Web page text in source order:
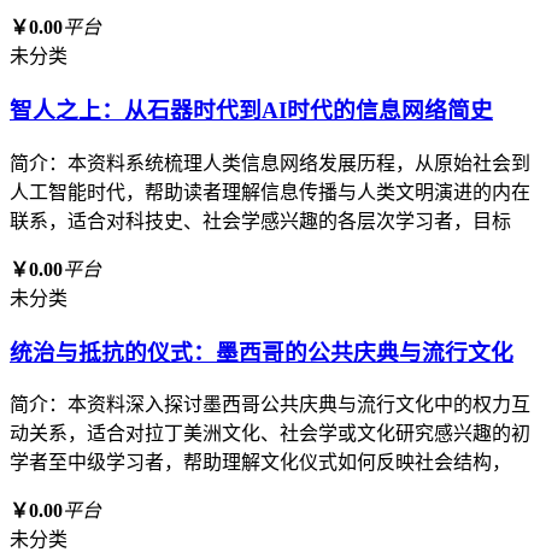
￥0.00平台
未分类
智人之上：从石器时代到AI时代的信息网络简史
简介：本资料系统梳理人类信息网络发展历程，从原始社会到
人工智能时代，帮助读者理解信息传播与人类文明演进的内在
联系，适合对科技史、社会学感兴趣的各层次学习者，目标
￥0.00平台
未分类
统治与抵抗的仪式：墨西哥的公共庆典与流行文化
简介：本资料深入探讨墨西哥公共庆典与流行文化中的权力互
动关系，适合对拉丁美洲文化、社会学或文化研究感兴趣的初
学者至中级学习者，帮助理解文化仪式如何反映社会结构，
￥0.00平台
未分类